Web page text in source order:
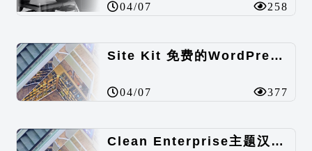
04/07 258
Site Kit 免费的WordPress数据统计插件
04/07 377
Clean Enterprise主题汉化包